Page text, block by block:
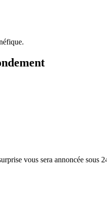
vous sera annoncée sous